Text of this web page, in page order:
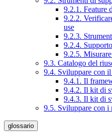
9.2.1. Feature
9.2.2.
use
9.2.3.
9.2.4.
9.2.5.
9.3. Catalogo del
9.4. Sviluppare con
9.4.1. Il
9.4.2. Il kit di
9.4.3. Il kit di
9.5. Sviluppare con i
glossario